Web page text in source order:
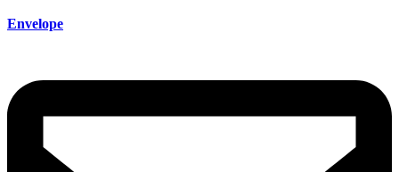
Envelope